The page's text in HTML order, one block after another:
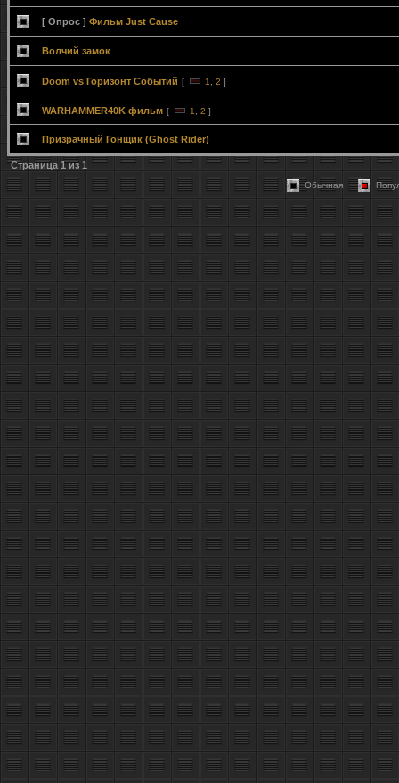
[ Опрос ] Фильм Just Cause
Волчий замок
Doom vs Горизонт Событий [ 1 2 ]
WARHAMMER40K фильм [ 1 2 ]
Призрачный Гонщик (Ghost Rider)
Страница 1из 1
Обычная